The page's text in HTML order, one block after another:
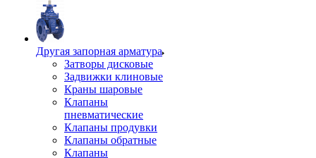
Другая запорная арматура
Затворы дисковые
Задвижки клиновые
Краны шаровые
Клапаны
пневматические
Клапаны продувки
Клапаны обратные
Клапаны